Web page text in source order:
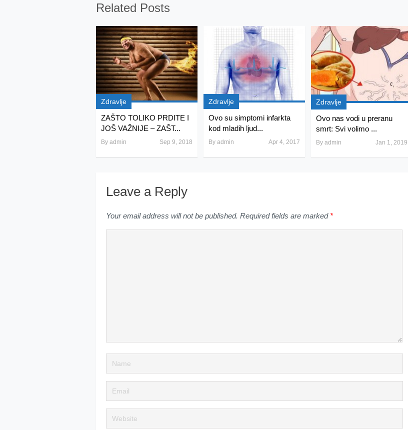
Related Posts
Zdravlje
ZAŠTO TOLIKO PRDITE I
JOŠ VAŽNIJE – ZAŠT...
By admin Sep 9, 2018
Zdravlje
Ovo su simptomi infarkta
kod mladih ljud...
By admin Apr 4, 2017
Zdravlje
Ovo nas vodi u preranu
smrt: Svi volimo ...
By admin Jan 1, 2019
Leave a Reply
Your email address will not be published. Required fields are marked *